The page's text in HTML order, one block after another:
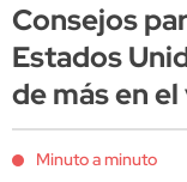
Consejos
Estados
de más en
Minuto a minuto